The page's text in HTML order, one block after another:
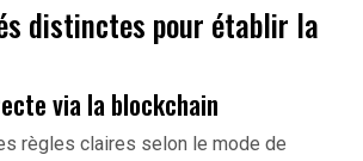
distinctes pour établir la
via la blockchain
règles claires selon le mode de